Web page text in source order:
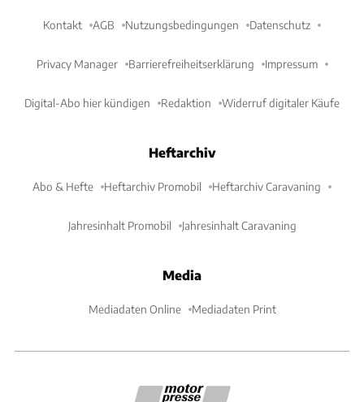
Kontakt AGB Nutzungsbedingungen Datenschutz
Privacy Manager Barrierefreiheitserklärung Impressum
Digital-Abo hier kündigen Redaktion Widerruf digitaler Käufe
Heftarchiv
Abo & Hefte Heftarchiv Promobil Heftarchiv Caravaning
Jahresinhalt Promobil Jahresinhalt Caravaning
Media
Mediadaten Online Mediadaten Print